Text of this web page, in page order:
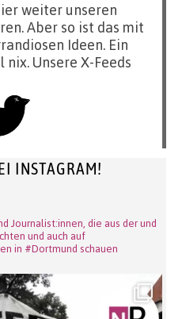
weiter unseren
Aber so ist das mit
Ideen. Ein
Unsere X-Feeds
INSTAGRAM!
Journalist:innen, die aus der und
und auch auf
in #Dortmund schauen